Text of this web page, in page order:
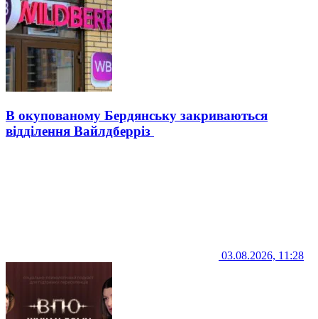
В окупованому Бердянську закриваються
відділення Вайлдберріз
03.08.2026, 11:28